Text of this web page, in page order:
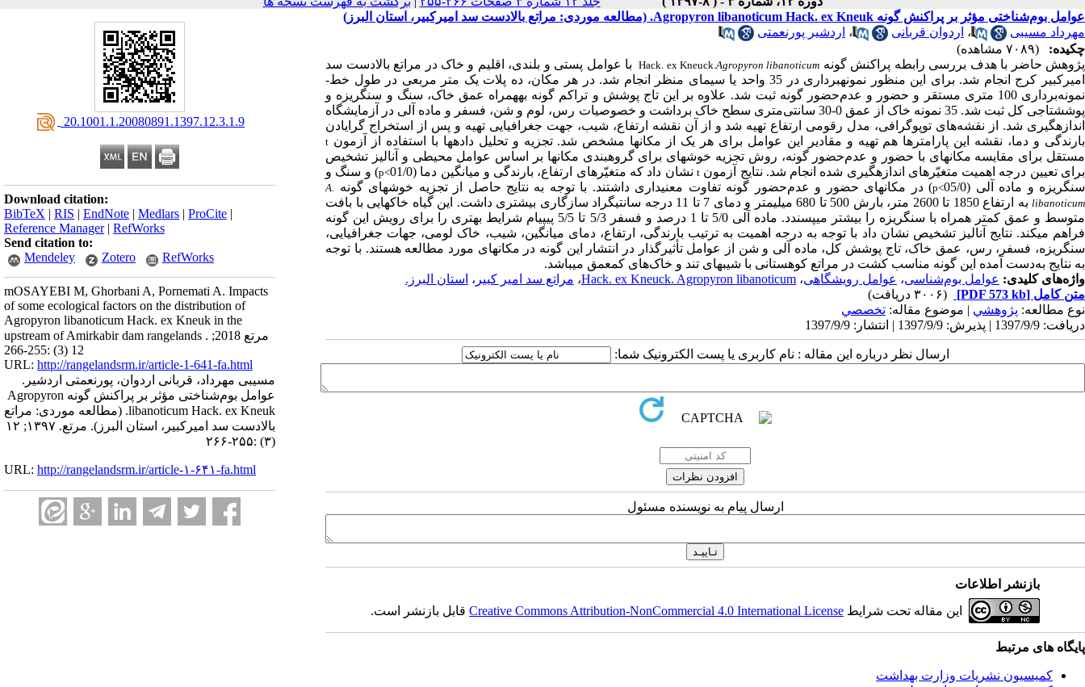
‎ 20.1001.1.20080891.1397.12.3.1.9
Download citation:
BibTeX | RIS | EndNote | Medlars | ProCite |
Reference Manager| RefWorks
Send citation to:
Mendeley
Zotero RefWorks
mOSAYEBI M, Ghorbani A, Pornemati A. Impacts
of some ecological factors on the distribution of
Agropyron libanoticum Hack. ex Kneuk in the
upstream of Amirkabir dam rangelands . مرتع 2018;
12 (3) :255-266
URL: http://rangelandsrm.ir/article-1-641-fa.html
مسیبی مهرداد، قربانی اردوان، پورنعمتی اردشیر.
عوامل بوم‌شناختی مؤثر بر پراکنش گونه Agropyron
libanoticum Hack. ex Kneuk. (مطالعه موردی: مراتع
بالادست سد امیرکبیر، استان البرز). مرتع. ۱۳۹۷; ۱۲
(۳) :۲۵۵-۲۶۶
URL: http://rangelandsrm.ir/article-۱-۶۴۱-fa.html
عوامل بوم‌شناختی مؤثر بر پراکنش گونه Agropyron libanoticum Hack. ex Kneuk. (مطالعه موردی: مراتع بالادست سد امیرکبیر، استان البرز)
مهرداد مسیبی
، اردوان قربانی ، اردشیر پورنعمتی
چکیده:
(۷۰۸۹ مشاهده)
پژوهش حاضر با هدف بررسی رابطه پراکنش گونه Agropyron libanoticum
Hack. ex Kneuck. با عوامل پستی و بلندی، اقلیم و خاک در مراتع بالادست سد
امیرکبیر کرج انجام شد. برای این منظور نمونه­برداری در 35 واحد یا سیمای‌ منظر انجام شد. در هر مکان، ده پلات یک متر مربعی در طول خط­
نمونه‌برداری 100 متری مستقر و حضور و عدم‌حضور گونه ثبت شد. علاوه بر این تاج پوشش و تراکم گونه به­همراه عمق خاک، سنگ و
سنگریزه و
پوشش­تاجی کل ثبت شد.
35 نمونه خاک از عمق 0-30 سانتی‌متری سطح خاک برداشت و خصوصیات رس، لوم و شن، فسفر و ماده آلی در آزمایشگاه
اندازه­گیری شد. از نقشه‌های توپوگرافی، مدل رقومی ارتفاع تهیه شد و از آن نقشه ارتفاع، شیب، جهت جغرافیایی تهیه و پس از استخراج گرایادن
بارندگی و دما، نقشه این پارامترها هم تهیه و مقادیر این عوامل برای هر یک از مکان­ها مشخص شد. تجزیه و تحلیل داده­ها با استفاده از آزمون t
مستقل برای مقایسه مکان­های با حضور و عدم‌حضور گونه، روش تجزیه خوشه­ای برای گروه­بندی مکان­ها بر اساس عوامل محیطی و آنالیز تشخیص
برای تعیین درجه اهمیت متغیّرهای اندازه­گیری شده انجام شد. نتایج آزمونt نشان داد که متغیّرهای ارتفاع، بارندگی و میانگین دما (01/0 p<
) و سنگ و
سنگریزه و ماده آلی (05/0
p<) در مکان­های حضور و عدم‌حضور گونه تفاوت معنی­داری داشتند. با توجه به نتایج حاصل از تجزیه خوشه­ای گونه A.
libanoticum
به ارتفاع 1850 تا 2600 متر، بارش 500 تا 680 میلی­متر و دمای 7 تا 11 درجه سانتی­گراد سازگاری بیشتری داشت. این گیاه خاک­هایی با بافت
متوسط و عمق کمتر همراه با سنگریزه را بیشتر می­پسندد. ماده آلی 5/0 تا 1 درصد و فسفر 5/3 تا 5/5 پی­پی­ام شرایط بهتری را برای رویش این گونه
فراهم می­کند. نتایج آنالیز تشخیص نشان داد با توجه به درجه اهمیت به ترتیب بارندگی، ارتفاع، دمای میانگین، شیب، خاک لومی، جهات جغرافیایی،
سنگریزه، فسفر، رس، عمق خاک، تاج پوشش کل، ماده آلی و شن از عوامل تأثیرگذار در انتشار این گونه در مکان­های مورد مطالعه هستند. با توجه
به نتایج به‌دست آمده این گونه مناسب کشت در مراتع کوهستانی با شیب­های تند و خاک‌های کم­عمق می­باشد.
واژه‌های کلیدی: عوامل بوم‌شناسی، عوامل رویشگاهی، Hack. ex Kneuck. Agropyron libanoticum، مراتع سد امیر کبیر ، استان البرز.
متن کامل [PDF 573 kb]
(۳۰۰۶ دریافت)
نوع مطالعه: پژوهشي | موضوع مقاله: تخصصي
دریافت: 1397/9/9 | پذیرش: 1397/9/9 | انتشار: 1397/9/9
ارسال نظر درباره این مقاله : نام کاربری یا پست الکترونیک شما:
ارسال پیام به نویسنده مسئول
بازنشر اطلاعات
این مقاله تحت شرایط Creative Commons Attribution-NonCommercial 4.0 International Licenseقابل بازنشر است.
پایگاه های مرتبط
کمیسیون نشریات وزارت بهداشت